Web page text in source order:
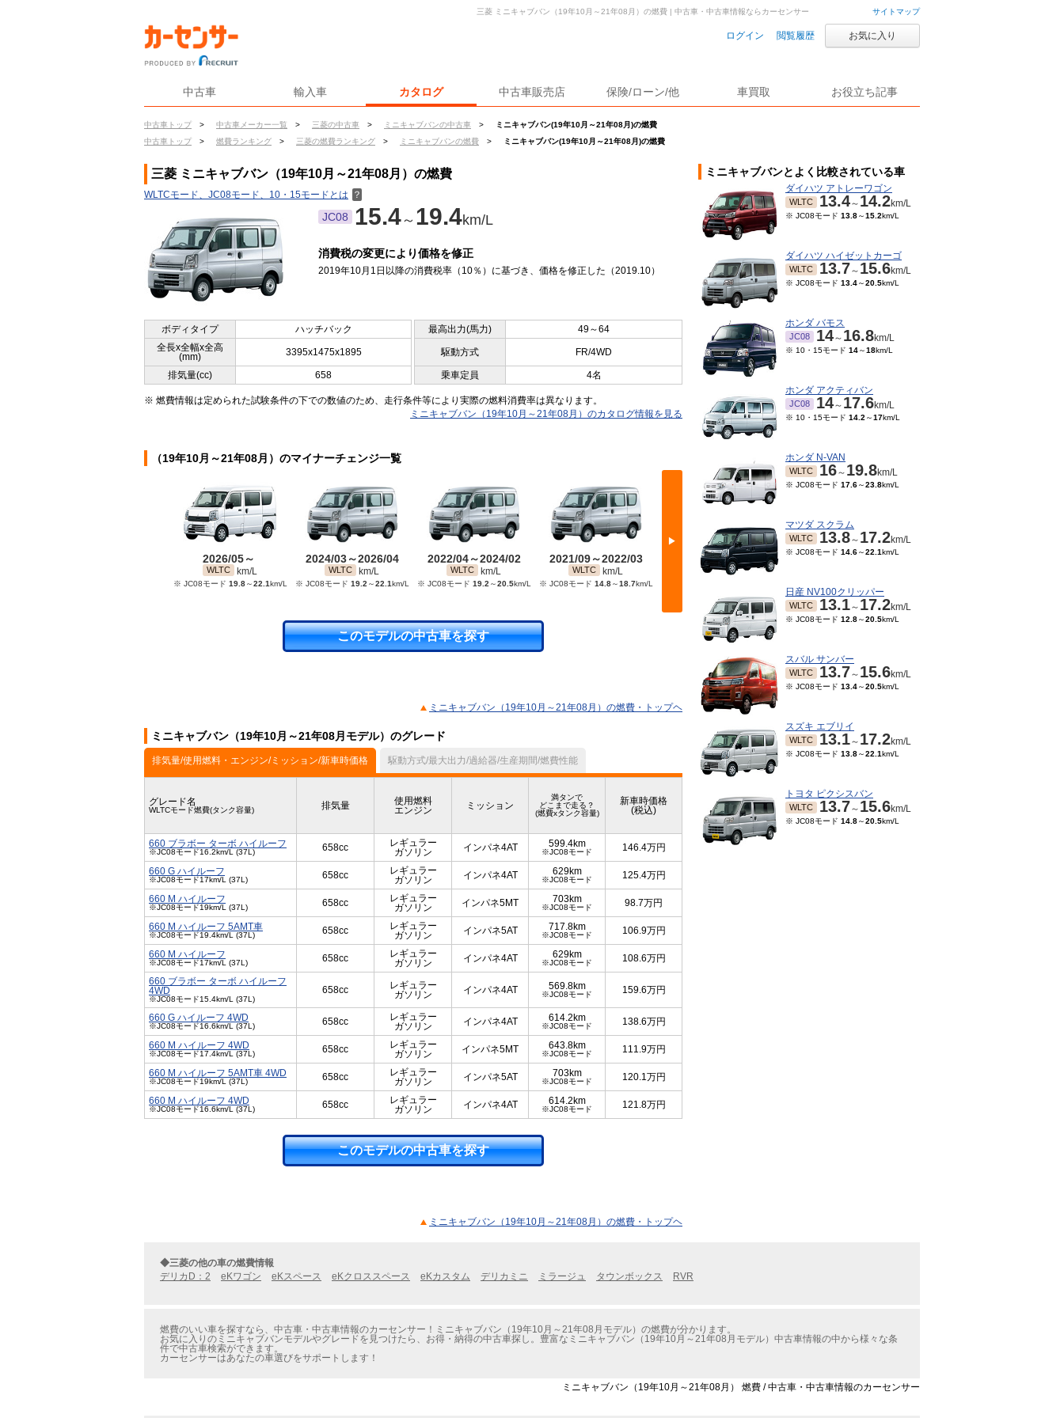
サイトマップ
ログイン 閲覧履歴 お気に入り
中古車 輸入車 カタログ 中古車販売店 保険/ローン/他 車買取 お役立ち記事
中古車トップ > 中古車メーカー一覧 > 三菱の中古車 > ミニキャブバンの中古車 >
ミニキャブバン(19年10月～21年08月)の燃費
中古車トップ
> 燃費ランキング > 三菱の燃費ランキング > ミニキャブバンの燃費 > ミニキャブバン(19年10月～21年08月)の燃費
三菱 ミニキャブバン（19年10月～21年08月）の燃費 | 中古車・中古車情報ならカーセンサー
三菱 ミニキャブバン（19年10月～21年08月）の燃費
WLTCモード、JC08モード、10・15モードとは ？
JC08 15.4～ 19.4km/L
消費税の変更により価格を修正
2019年10月1日以降の消費税率（10％）に基づき、価格を修正した（2019.10）
ボディタイプ ハッチバック 最高出力(馬力)
49～64
全長x全幅x全高
(mm)
3395x1475x1895 駆動方式 FR/4WD
排気量(cc) 658 乗車定員 4名
※ 燃費情報は定められた試験条件の下での数値のため、走行条件等により実際の燃料消費率は異なります。
ミニキャブバン（19年10月～21年08月）のカタログ情報を見る
（19年10月～21年08月）のマイナーチェンジ一覧
▶
2026/05～
WLTC km/L
※ JC08モード 19.8～22.1km/L
2024/03～2026/04
WLTC km/L
※ JC08モード 19.2 ～22.1km/L
2022/04～2024/02
WLTC km/L
※ JC08モード 19.2 ～20.5km/L
2021/09～2022/03
WLTC km/L
※ JC08モード 14.8～18.7km/L
2019/07～2019/09
15.4～19.4km/L
2017/05～2019/06
このモデルの中古車を探す
ミニキャブバン（19年10月～21年08月）の燃費・トップヘ
ミニキャブバン（19年10月～21年08月モデル）のグレード
排気量/使用燃料・エンジン/ミッション/新車時価格 駆動方式/最大出力/過給器/生産期間/燃費性能
グレード名
WLTCモード燃費(タンク容量) 排気量
使用燃料
エンジン
ミッション
満タンで
どこまで走る？
(燃費xタンク容量)
新車時価格
(税込)
660 ブラボー ターボ ハイルーフ
※JC08モード16.2km/L (37L) 658cc
レギュラー
ガソリン
インパネ4AT 599.4km
※JC08モード 146.4万円
660 G ハイルーフ
※JC08モード17km/L (37L) 658cc
レギュラー
ガソリン
インパネ4AT 629km
※JC08モード 125.4万円
660 M ハイルーフ
※JC08モード19km/L (37L) 658cc
レギュラー
ガソリン
インパネ5MT 703km
※JC08モード 98.7万円
660 M ハイルーフ 5AMT車
※JC08モード19.4km/L (37L) 658cc
レギュラー
ガソリン
インパネ5AT 717.8km
※JC08モード 106.9万円
660 M ハイルーフ
※JC08モード17km/L (37L) 658cc
レギュラー
ガソリン
インパネ4AT 629km
※JC08モード 108.6万円
660 ブラボー ターボ ハイルーフ
4WD
※JC08モード15.4km/L (37L)
658cc
レギュラー
ガソリン
インパネ4AT 569.8km
※JC08モード 159.6万円
660 G ハイルーフ 4WD
※JC08モード16.6km/L (37L) 658cc
レギュラー
ガソリン
インパネ4AT 614.2km
※JC08モード 138.6万円
660 M ハイルーフ 4WD
※JC08モード17.4km/L (37L) 658cc
レギュラー
ガソリン
インパネ5MT 643.8km
※JC08モード 111.9万円
660 M ハイルーフ 5AMT車 4WD
※JC08モード19km/L (37L) 658cc
レギュラー
ガソリン
インパネ5AT 703km
※JC08モード 120.1万円
660 M ハイルーフ 4WD
※JC08モード16.6km/L (37L) 658cc
レギュラー
ガソリン
インパネ4AT 614.2km
※JC08モード 121.8万円
このモデルの中古車を探す
ミニキャブバン（19年10月～21年08月）の燃費・トップヘ
ミニキャブバンとよく比較されている車
ダイハツ アトレーワゴン
WLTC 13.4～ 14.2km/L
※ JC08モード 13.8～15.2km/L
ダイハツ ハイゼットカーゴ
WLTC 13.7～ 15.6km/L
※ JC08モード 13.4～20.5km/L
ホンダ バモス
JC08 14～ 16.8km/L
※ 10・15モード 14～18km/L
ホンダ アクティバン
JC08 14～ 17.6km/L
※ 10・15モード 14.2 ～17km/L
ホンダ N-VAN
WLTC 16～ 19.8km/L
※ JC08モード 17.6～23.8km/L
マツダ スクラム
WLTC 13.8～ 17.2km/L
※ JC08モード 14.6～22.1km/L
日産 NV100クリッパー
WLTC 13.1～ 17.2km/L
※ JC08モード 12.8～20.5km/L
スバル サンバー
WLTC 13.7～ 15.6km/L
※ JC08モード 13.4～20.5km/L
スズキ エブリイ
WLTC 13.1～ 17.2km/L
※ JC08モード 13.8～22.1km/L
トヨタ ピクシスバン
WLTC 13.7～ 15.6km/L
※ JC08モード 14.8～20.5km/L
◆三菱の他の車の燃費情報
デリカD：2
eKワゴン eKスペース eKクロススペース eKカスタム デリカミニ ミラージュ タウンボックス RVR
燃費のいい車を探すなら、中古車・中古車情報のカーセンサー！ミニキャブバン（19年10月～21年08月モデル）の燃費が分かります。
お気に入りのミニキャブバンモデルやグレードを見つけたら、お得・納得の中古車探し。豊富なミニキャブバン（19年10月～21年08月モデル）中古車情報の中から様々な条
件で中古車検索ができます。
カーセンサーはあなたの車選びをサポートします！
ミニキャブバン（19年10月～21年08月） 燃費 / 中古車・中古車情報のカーセンサー